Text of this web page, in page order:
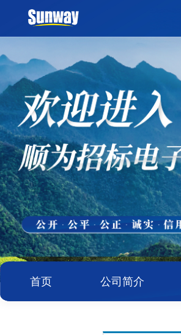
首页 公司简介